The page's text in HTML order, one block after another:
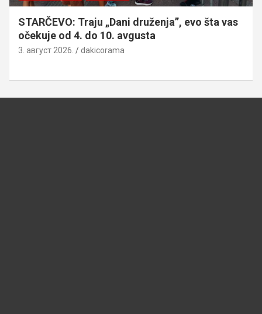
STARČEVO: Traju „Dani druženja”, evo šta vas
očekuje od 4. do 10. avgusta
3. август 2026. dakicorama